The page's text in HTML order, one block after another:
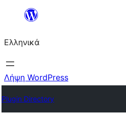
Μετάβαση
περιεχόμενο
Ελληνικά
Λήψη WordPress
Plugin Directory